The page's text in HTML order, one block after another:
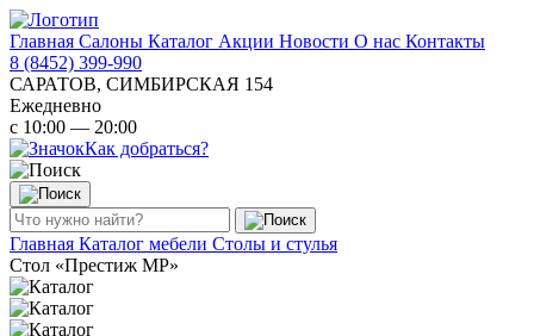
Главная Салоны Каталог Акции Новости О нас Контакты
8 (8452) 399-990
САРАТОВ, СИМБИРСКАЯ 154
Ежедневно
с 10:00 — 20:00
Как добраться?
Главная Каталог мебели Столы и стулья
Стол «Престиж МР»